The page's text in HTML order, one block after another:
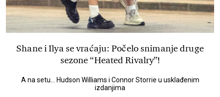
Shane i Ilya se vraćaju: Počelo snimanje druge
sezone “Heated Rivalry”!
A na setu... Hudson Williams i Connor Storrie u usklađenim
izdanjima